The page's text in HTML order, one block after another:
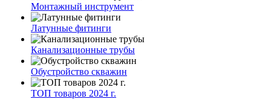
Монтажный инструмент
Латунные фитинги
Канализационные трубы
Обустройство скважин
ТОП товаров 2024 г.